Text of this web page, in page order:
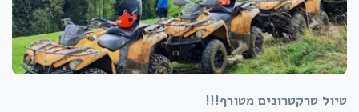
טיול טרקטרונים מטורף!!!